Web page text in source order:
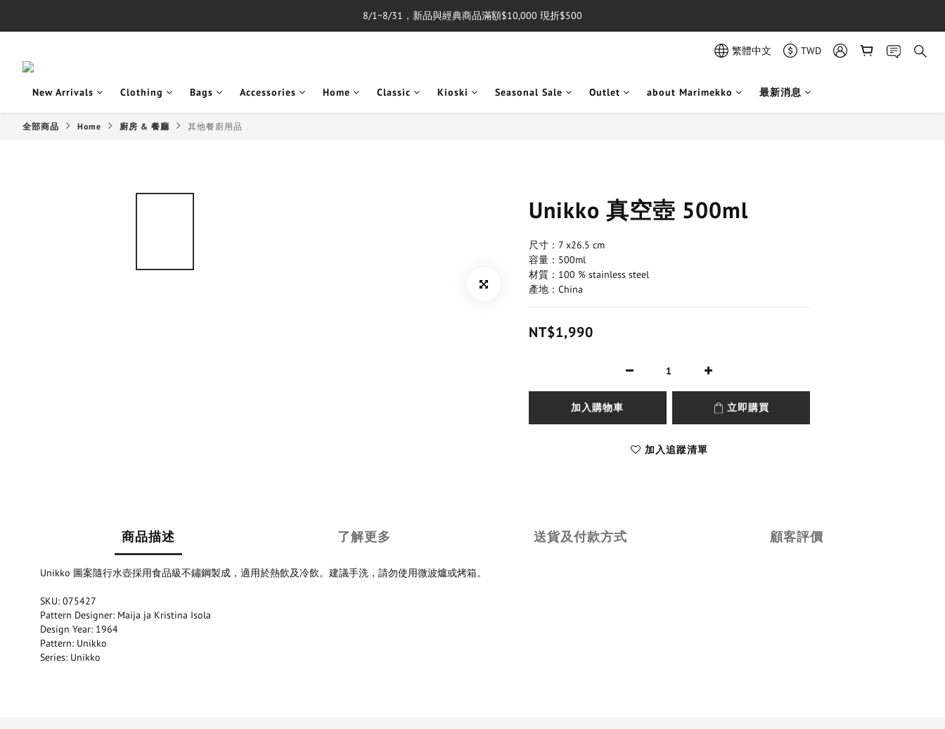
單筆消費滿$5,000享免運費
8/1~8/31，新品與經典商品滿額$10,000 現折$500
繁體中文 TWD
New Arrivals Clothing Bags Accessories Home Classic Kioski Seasonal Sale Outlet about Marimekko 最新消息
全部商品 Home 廚房 & 餐廳 其他餐廚用品
Unikko 真空壺 500ml
尺寸：7 x26.5 cm
容量：500ml
材質：100 % stainless steel
產地：China
NT$1,990
加入購物車 立即購買
加入追蹤清單
商品描述 了解更多 送貨及付款方式 顧客評價
Unikko 圖案隨行水壺採用食品級不鏽鋼製成，適用於熱飲及冷飲。建議手洗，請勿使用微波爐或烤箱。
SKU: 075427
Pattern Designer: Maija ja Kristina Isola
Design Year: 1964
Pattern: Unikko
Series: Unikko